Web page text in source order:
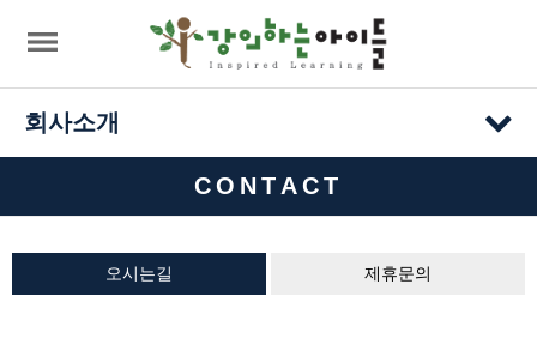
회사소개
CONTACT
오시는길 제휴문의